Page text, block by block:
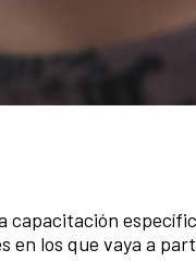
capacitación
en los que vaya a